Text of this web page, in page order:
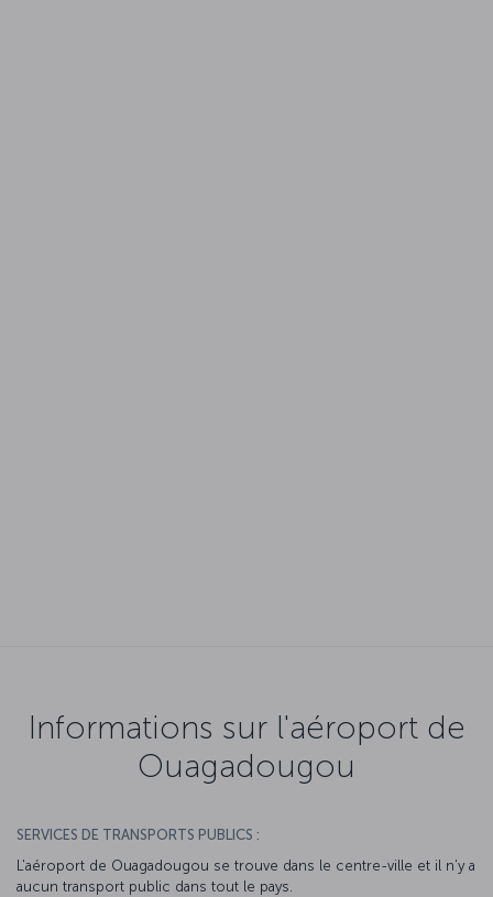
Informations sur l'aéroport de
Ouagadougou
SERVICES DE TRANSPORTS PUBLICS :
L'aéroport de Ouagadougou se trouve dans le centre-ville et il n'y a
aucun transport public dans tout le pays.